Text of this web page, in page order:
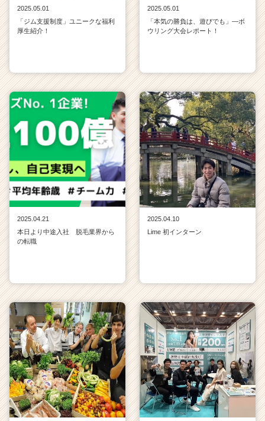
2025.05.01
「ジム支援制度」ユニークな福利
厚生紹介！
2025.05.01
「本気の勝負は、遊びでも」—ボ
ウリング大会レポート！
2025.04.21
本日より中途入社 脱毛業界から
の転職
2025.04.10
Lime 初インターン